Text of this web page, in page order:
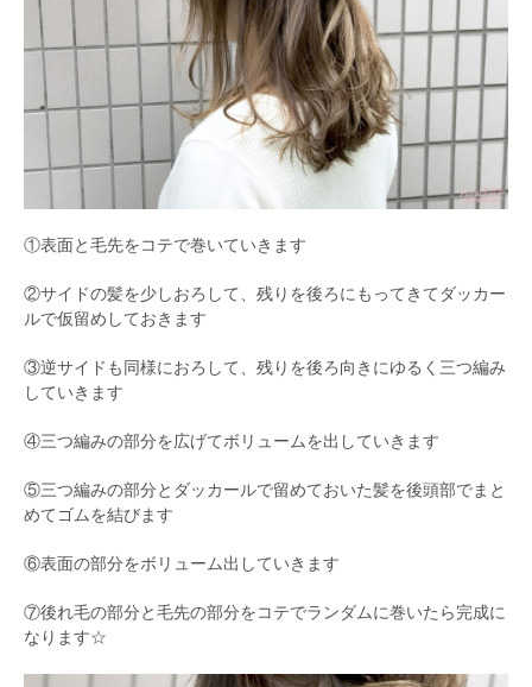
①表面と毛先をコテで巻いていきます
②サイドの髪を少しおろして、残りを後ろにもってきてダッカー
ルで仮留めしておきます
③逆サイドも同様におろして、残りを後ろ向きにゆるく三つ編み
していきます
④三つ編みの部分を広げてボリュームを出していきます
⑤三つ編みの部分とダッカールで留めておいた髪を後頭部でまと
めてゴムを結びます
⑥表面の部分をボリューム出していきます
⑦後れ毛の部分と毛先の部分をコテでランダムに巻いたら完成に
なります☆